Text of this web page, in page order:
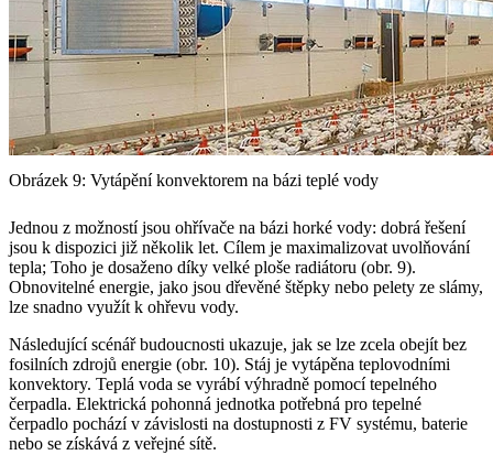
Obrázek 9: Vytápění konvektorem na bázi teplé vody
Jednou z možností jsou ohřívače na bázi horké vody: dobrá řešení
jsou k dispozici již několik let. Cílem je maximalizovat uvolňování
tepla; Toho je dosaženo díky velké ploše radiátoru (obr. 9).
Obnovitelné energie, jako jsou dřevěné štěpky nebo pelety ze slámy,
lze snadno využít k ohřevu vody.
Následující scénář budoucnosti ukazuje, jak se lze zcela obejít bez
fosilních zdrojů energie (obr. 10). Stáj je vytápěna teplovodními
konvektory. Teplá voda se vyrábí výhradně pomocí tepelného
čerpadla. Elektrická pohonná jednotka potřebná pro tepelné
čerpadlo pochází v závislosti na dostupnosti z FV systému, baterie
nebo se získává z veřejné sítě.